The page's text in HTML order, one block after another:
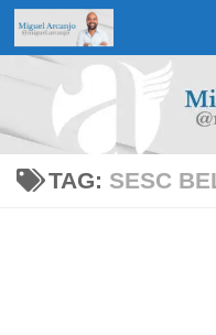
Skip to content
TAG: SESC